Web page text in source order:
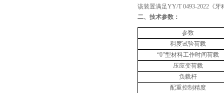
该装置满足YY/T 0493-2022 《
‌二、技术参数：
参数
稠度试验荷载
“0"型材料工作时间荷载
压应变荷载
负载杆
配重控制精度